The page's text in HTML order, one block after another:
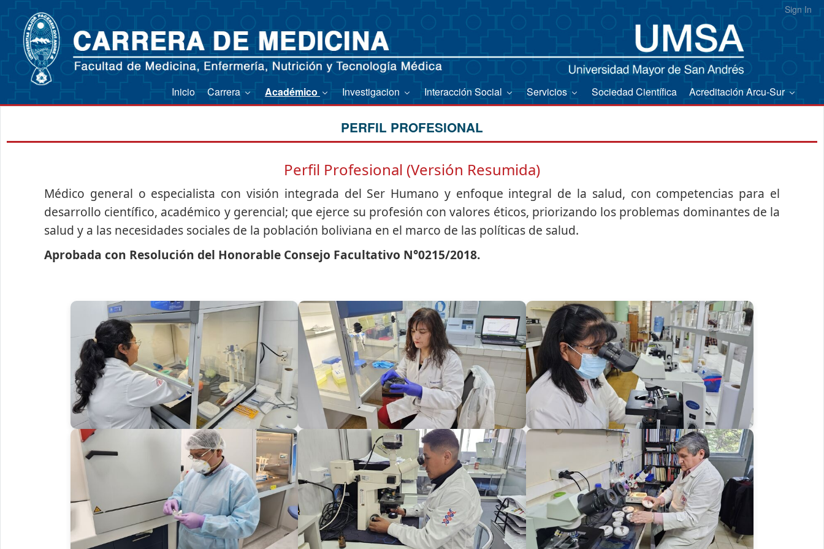
Sign In
Inicio Carrera Académico Investigacion Interacción Social Servicios Sociedad Científica Acreditación Arcu-Sur
PERFIL PROFESIONAL
Perfil Profesional (Versión Resumida)
Médico general o especialista con visión integrada del Ser Humano y enfoque integral de la salud, con competencias para el
desarrollo científico, académico y gerencial; que ejerce su profesión con valores éticos, priorizando los problemas dominantes de la
salud y a las necesidades sociales de la población boliviana en el marco de las políticas de salud.
Aprobada con Resolución del Honorable Consejo Facultativo N°0215/2018.